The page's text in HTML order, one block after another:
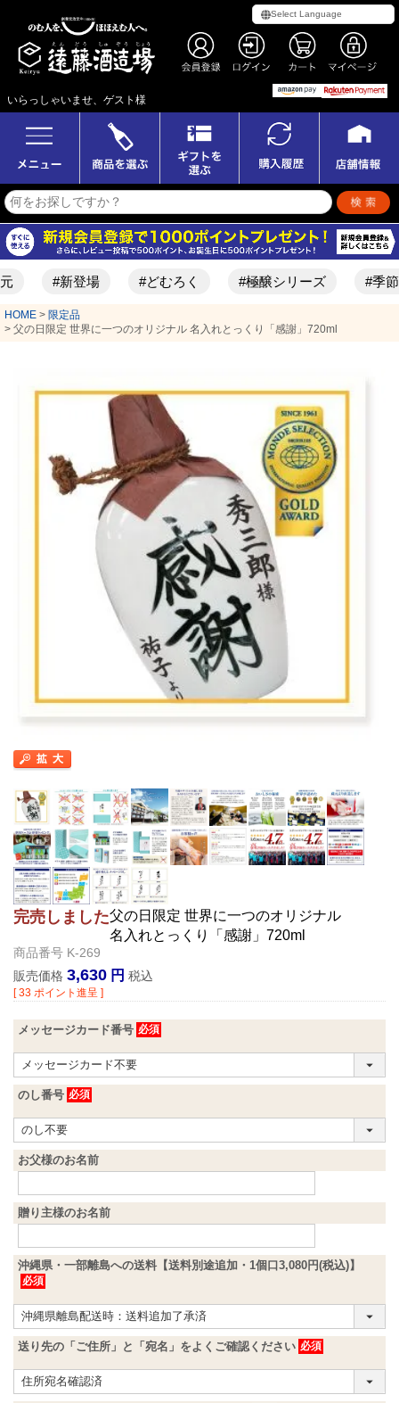
いらっしゃいませ、ゲスト様
登場 #どむろく #極醸シリーズ #季節限定酒
HOME
限定品
父の日限定 世界に一つのオリジナル 名入れとっくり「感謝」720ml
完売しました父の日限定 世界に一つのオリジナル
名入れとっくり「感謝」720ml
商品番号 K-269
販売価格 3,630 税込
[ 33 ポイント進呈 ]
メッセージカード番号
のし番号
お父様のお名前
贈り主様のお名前
沖縄県・一部離島への送料【送料別途追加・1個口3,080円(税込)】
送り先の「ご住所」と「宛名」をよくご確認ください